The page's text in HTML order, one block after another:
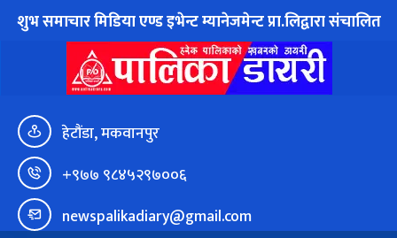
शुभ समाचार मिडिया एण्ड इभेन्ट म्यानेजमेन्ट प्रा.लिद्वारा संचालित
हेटौंडा, मकवानपुर
+९७७ ९८४५२९७००६
newspalikadiary@gmail.com